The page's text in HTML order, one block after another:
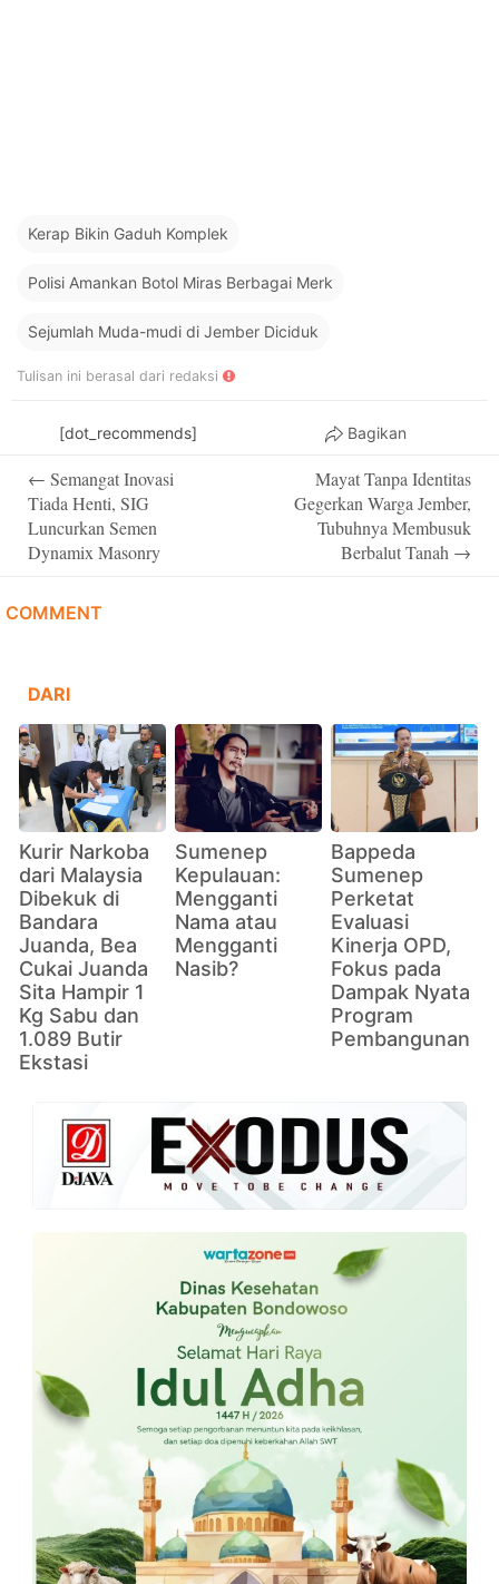
Kerap Bikin Gaduh Komplek
Polisi Amankan Botol Miras Berbagai Merk
Sejumlah Muda-mudi di Jember Diciduk
Tulisan ini berasal dari redaksi
[dot_recommends] Bagikan
navigation
← Semangat Inovasi
Tiada Henti, SIG
Luncurkan Semen
Dynamix Masonry
Mayat Tanpa Identitas
Gegerkan Warga Jember,
Tubuhnya Membusuk
Berbalut Tanah →
COMMENT
DARI
Kurir Narkoba
dari Malaysia
Dibekuk di
Bandara
Juanda, Bea
Cukai Juanda
Sita Hampir 1
Kg Sabu dan
1.089 Butir
Ekstasi
Sumenep
Kepulauan:
Mengganti
Nama atau
Mengganti
Nasib?
Bappeda
Sumenep
Perketat
Evaluasi
Kinerja OPD,
Fokus pada
Dampak Nyata
Program
Pembangunan